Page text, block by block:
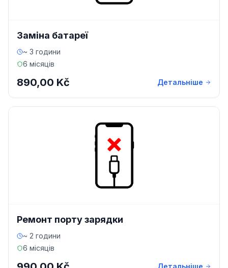
Заміна батареї
~ 3 години
6 місяців
890,00 Kč Детальніше
Ремонт порту зарядки
~ 2 години
6 місяців
Детальніше